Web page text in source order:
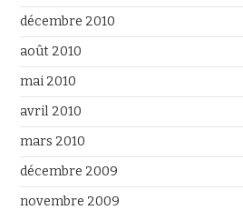
décembre 2010
août 2010
mai 2010
avril 2010
mars 2010
décembre 2009
novembre 2009